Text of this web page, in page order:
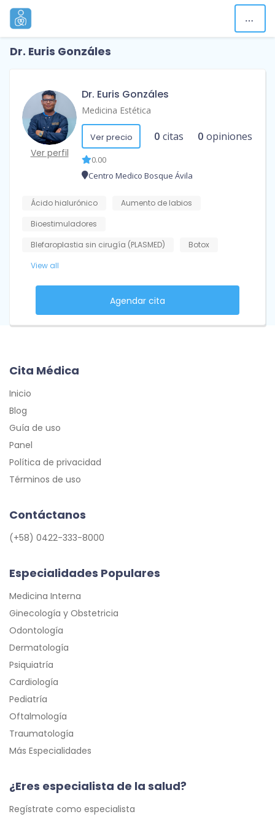
Dr. Euris Gonzáles
Ver perfil
Dr. Euris Gonzáles
Medicina Estética
Ver precio 0 citas 0 opiniones
0.00
Centro Medico Bosque Ávila
Ácido hialurónico
Aumento de labios
Bioestimuladores
Blefaroplastia sin cirugía (PLASMED)
Botox
View all
Agendar cita
Cita Médica
Inicio
Blog
Guía de uso
Panel
Política de privacidad
Términos de uso
Contáctanos
(+58) 0422-333-8000
Especialidades Populares
Medicina Interna
Ginecología y Obstetricia
Odontología
Dermatología
Psiquiatría
Cardiología
Pediatría
Oftalmología
Traumatología
Más Especialidades
¿Eres especialista de la salud?
Regístrate como especialista